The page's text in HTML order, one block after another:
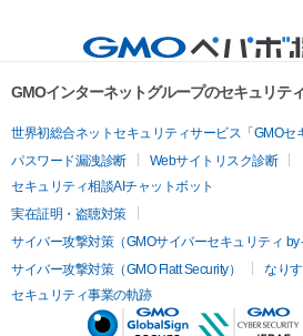
GMOインターネットグループのセキュリテ
世界初総合ネットセキュリティサービス「GMOセ
パスワード漏洩診断
Webサイトリスク診断
セキュリティ相談AIチャットボット
実在証明・盗聴対策
サイバー攻撃対策（GMOサイバーセキュリティ by
サイバー攻撃対策（GMO Flatt Security）
なり
セキュリティ事業の軌跡